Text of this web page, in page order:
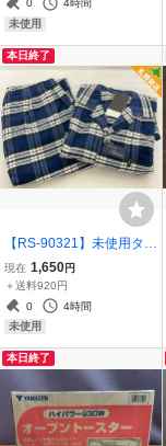
可【千円市場】
0
4時間
未使用
本日終了
【RS-90321】未使用タグ
付き ELLE HOMME メン
ズパジャマ 長袖 長ズボン
Mサイズ ブルー 起毛 秋冬
用 札幌直接可【千円市
現在 1,650円
＋送料920円
0
4時間
未使用
本日終了